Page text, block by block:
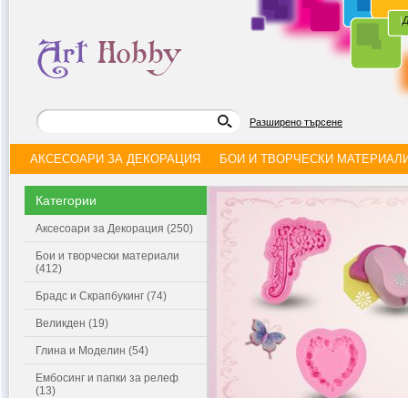
|
Разширено търсене
АКСЕСОАРИ ЗА ДЕКОРАЦИЯ БОИ И ТВОРЧЕСКИ
Категории
Аксесоари за Декорация (250)
Бои и творчески материали
(412)
Брадс и Скрапбукинг (74)
Великден (19)
Глина и Моделин (54)
Ембосинг и папки за релеф
(13)